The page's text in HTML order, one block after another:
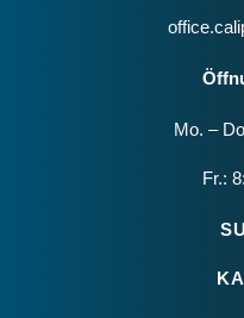
Mo. –
Fr.: